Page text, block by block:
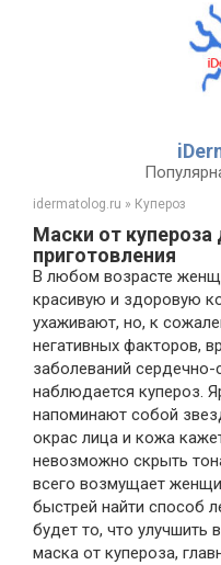
idermatolog.ru » Купероз
Маски от
приготовления
В любом возрасте
красивую и здоровую
ухаживают, но, к
негативных факторов,
заболеваний
наблюдается купероз.
напоминают собой
окрас лица и кожа
невозможно скрыть
всего возмущает
быстрей найти способ
будет то, что
маска от купероза,